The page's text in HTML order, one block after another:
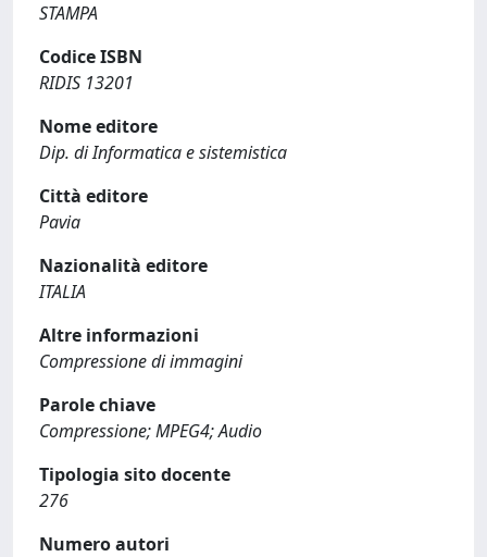
STAMPA
Codice ISBN
RIDIS 13201
Nome editore
Dip. di Informatica e sistemistica
Città editore
Pavia
Nazionalità editore
ITALIA
Altre informazioni
Compressione di immagini
Parole chiave
Compressione; MPEG4; Audio
Tipologia sito docente
276
Numero autori